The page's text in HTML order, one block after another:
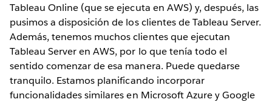
Tableau Online (que se ejecuta en AWS) y, después, las
pusimos a disposición de los clientes de Tableau Server.
Además, tenemos muchos clientes que ejecutan
Tableau Server en AWS, por lo que tenía todo el
sentido comenzar de esa manera. Puede quedarse
tranquilo. Estamos planificando incorporar
funcionalidades similares en Microsoft Azure y Google